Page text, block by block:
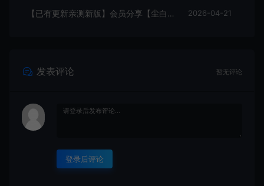
【已有更新亲测新版】会员分享【尘白单机版】二次元射击类网游单机版一键端 2026-04-21
发表评论 暂无评论
登录后评论